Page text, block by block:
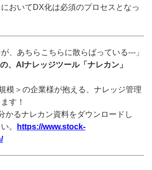
おいてDX化は必須のプロセスとなっ
、あちらこちらに散らばっている---」
、AIナレッジツール「ナレカン」
模＞の企業様が抱える、ナレッジ管理
す！
かるナレカン資料をダウンロードし
。
https://www.stock-